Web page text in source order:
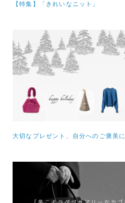
【特集】 「きれいなニット」
大切なプレゼント、自分へのご褒美に